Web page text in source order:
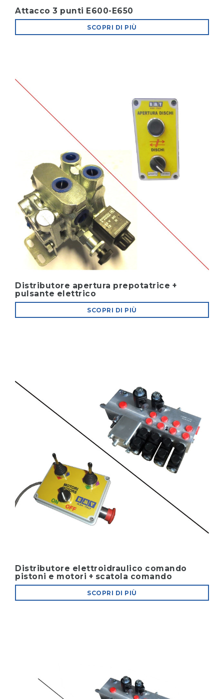
Attacco 3 punti E600-E650
SCOPRI DI PIÙ
Distributore apertura prepotatrice +
pulsante elettrico
SCOPRI DI PIÙ
Distributore elettroidraulico comando
pistoni e motori + scatola comando
SCOPRI DI PIÙ